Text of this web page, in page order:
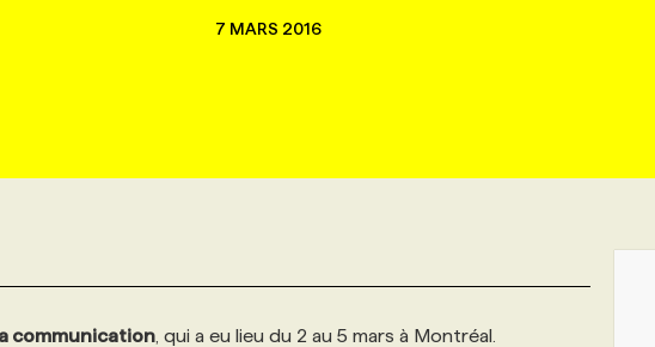
7 MARS 2016
communication , qui a eu lieu du 2 au 5 mars à Montréal.